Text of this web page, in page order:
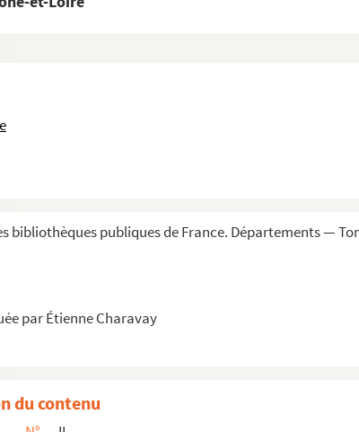
bibliothèques publiques de France. Départements —
par Étienne Charavay
des comptes de Bretagne
du contenu